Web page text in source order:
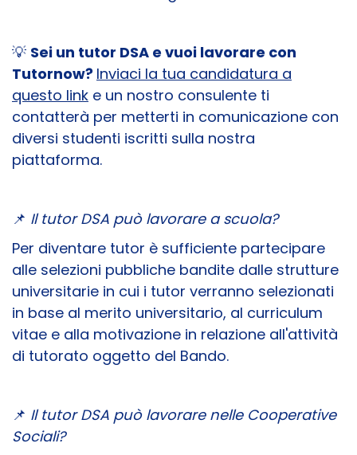
💡 Sei un tutor DSA e vuoi lavorare con
Tutornow? Inviaci la tua candidatura a
questo link e un nostro consulente ti
contatterà per metterti in comunicazione con
diversi studenti iscritti sulla nostra
piattaforma.
📌 Il tutor DSA può lavorare a scuola?
Per diventare tutor è sufficiente partecipare
alle selezioni pubbliche bandite dalle strutture
universitarie in cui i tutor verranno selezionati
in base al merito universitario, al curriculum
vitae e alla motivazione in relazione all'attività
di tutorato oggetto del Bando.
📌 Il tutor DSA può lavorare nelle Cooperative
Sociali?